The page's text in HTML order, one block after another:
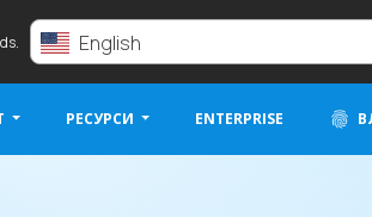
English
РЕСУРСИ ENTERPRISE